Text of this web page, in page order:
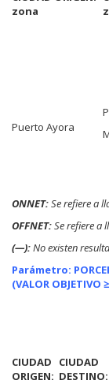
zona
Puerto Ayora
ONNET:Se refiere a
OFFNET:Se refiere a
(—):No existen
Parámetro:
(VALOR OBJETIVO
CIUDAD
ORIGEN:
CIUDAD
DESTINO: